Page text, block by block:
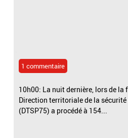
1 commentaire
10h00: La nuit dernière, lors de la
Direction territoriale de la
(DTSP75) a procédé à 154...